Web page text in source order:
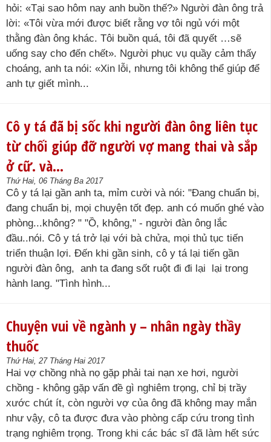
hỏi: «Tại sao hôm nay anh buồn thế?» Người đàn ông trả
lời: «Tôi vừa mới được biết rằng vợ tôi ngủ với một
thằng đàn ông khác. Tôi buồn quá, tôi đã quyết …sẽ
uống say cho đến chết». Người phục vụ quầy cảm thấy
choáng, anh ta nói: «Xin lỗi, nhưng tôi không thể giúp để
anh tự giết mình...
Cô y tá đã bị sốc khi người đàn ông liên tục
từ chối giúp đỡ người vợ mang thai và sắp
ở cữ. và…
Thứ Hai, 06 Tháng Ba 2017
Cô y tá lại gần anh ta, mỉm cười và nói: "Đang chuẩn bị,
đang chuẩn bị, mọi chuyện tốt đẹp. anh có muốn ghé vào
phòng...không? " "Ồ, không," - người đàn ông lắc
đầu..nói. Cô y tá trở lại với bà chửa, mọi thủ tục tiến
triển thuận lợi. Đến khi gần sinh, cô y tá lại tiến gần
người đàn ông, anh ta đang sốt ruột đi đi lại lại trong
hành lang. "Tình hình...
Chuyện vui về ngành y – nhân ngày thầy
thuốc
Thứ Hai, 27 Tháng Hai 2017
Hai vợ chồng nhà nọ gặp phải tai nạn xe hơi, người
chồng - không gặp vấn đề gì nghiêm trọng, chỉ bị trầy
xước chút ít, còn người vợ của ông đã không may mắn
như vậy, cô ta được đưa vào phòng cấp cứu trong tình
trạng nghiêm trọng. Trong khi các bác sĩ đã làm hết sức